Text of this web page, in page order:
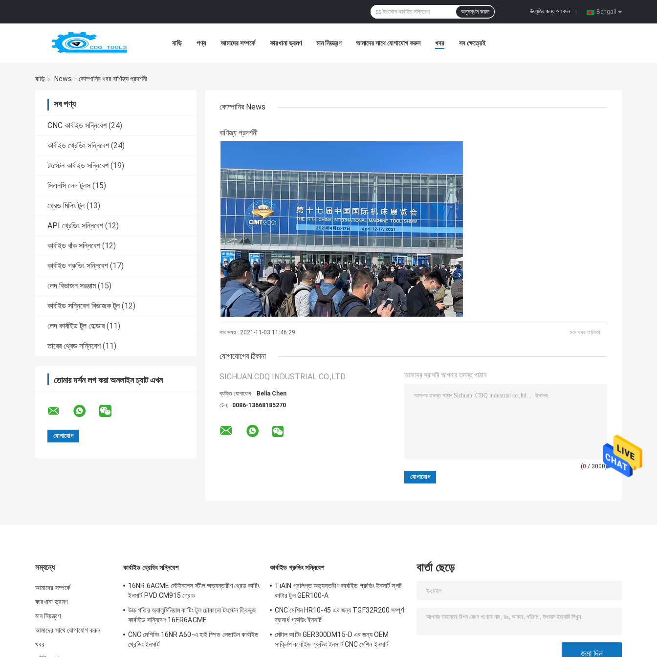
Bengali
উদ্ধৃতির জন্য আবেদন
অনুসন্ধান করুন
বাড়ি পণ্য আমাদের সম্পর্কে কারখানা ভ্রমণ মান নিয়ন্ত্রণ আমাদের সাথে যোগাযোগ করুন খবর সব ক্ষেত্রেই
বাড়ি News কোম্পানির খবর বাণিজ্য প্রদর্শনী
সব পণ্য
CNC কার্বাইড সন্নিবেশ (24)
কার্বাইড থ্রেডিং সন্নিবেশ (24)
টংস্টেন কার্বাইড সন্নিবেশ (19)
সিএনসি লেদ টুলস (15)
থ্রেড মিলিং টুল (13)
API থ্রেডিং সন্নিবেশ (12)
কার্বাইড বাঁক সন্নিবেশ (12)
কার্বাইড গ্রুভিং সন্নিবেশ (17)
লেদ বিভাজন সরঞ্জাম (15)
কার্বাইড সন্নিবেশ বিভাজক টুল (12)
লেদ কার্বাইড টুল হোল্ডার (11)
তারের থ্রেড সন্নিবেশ (11)
তোমার দর্শন লগ করা অনলাইন চ্যাট এখন
কোম্পানির News
বাণিজ্য প্রদর্শনী
পাব সময় : 2021-11-03 11:46:29 >> খবর তালিকা
যোগাযোগের ঠিকানা
SICHUAN CDQ INDUSTRIAL CO.,LTD.
ব্যক্তি যোগাযোগ:
Bella Chen
টেল:
0086-13668185270
আমাদের সরাসরি আপনার তদন্ত পাঠান
(0 / 3000)
সম্বন্ধে
আমাদের সম্পর্কে
কারখানা ভ্রমণ
মান নিয়ন্ত্রণ
আমাদের সাথে যোগাযোগ করুন
খবর
কার্বাইড থ্রেডিং সন্নিবেশ
16NR 6ACME স্টেইনলেস স্টীল অভ্যন্তরীণ থ্রেড কাটিং
ইনসার্ট PVD CM915 গ্রেড
উচ্চ গতির অ্যালুমিনিয়াম কাটিং টুল ঢোকানো টংস্টেন ত্রিভুজ
কার্বাইড সন্নিবেশ 16ER6ACME
CNC মেশিনিং 16NR A60-এ হাই স্পিড লেডাউন কার্বাইড
থ্রেডিং ইনসার্ট
কার্বাইড গ্রুভিং সন্নিবেশ
TiAlN প্রলিপ্ত অভ্যন্তরীণ কার্বাইড গ্রুভিং ইনসার্ট স্লট
কাটার টুল GER100-A
CNC মেশিন HR10-45 এর জন্য TGF32R200 সম্পূর্ণ
ব্যাসার্ধ গ্রুভিং ইনসার্ট
মেটাল কাটিং GER300DM15-D এর জন্য OEM
সার্ক্লিপ কার্বাইড গ্রুভিং ইনসার্ট CNC মেশিন ইনসার্ট
বার্তা ছেড়ে